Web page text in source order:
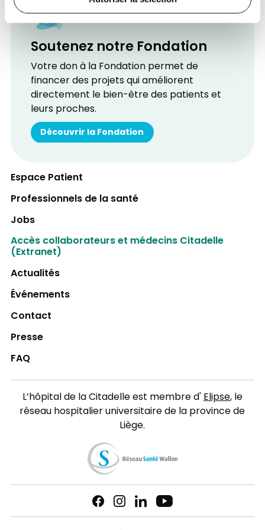
Soutenez notre Fondation
Votre don à la Fondation permet de
financer des projets qui améliorent
directement le bien-être des patients et
leurs proches.
Découvrir la Fondation
Espace Patient
Professionnels de la santé
Jobs
Accès collaborateurs et médecins Citadelle
(Extranet)
Actualités
Événements
Contact
Presse
FAQ
L’hôpital de la Citadelle est membre d'Elipse, le
réseau hospitalier universitaire de la province de
Liège.